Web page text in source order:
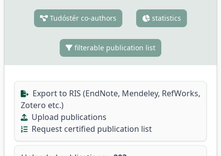
Tudóstér co-authors statistics
filterable publication list
Export to RIS (EndNote, Mendeley, RefWorks,
Zotero etc.)
Upload publications
Request certified publication list